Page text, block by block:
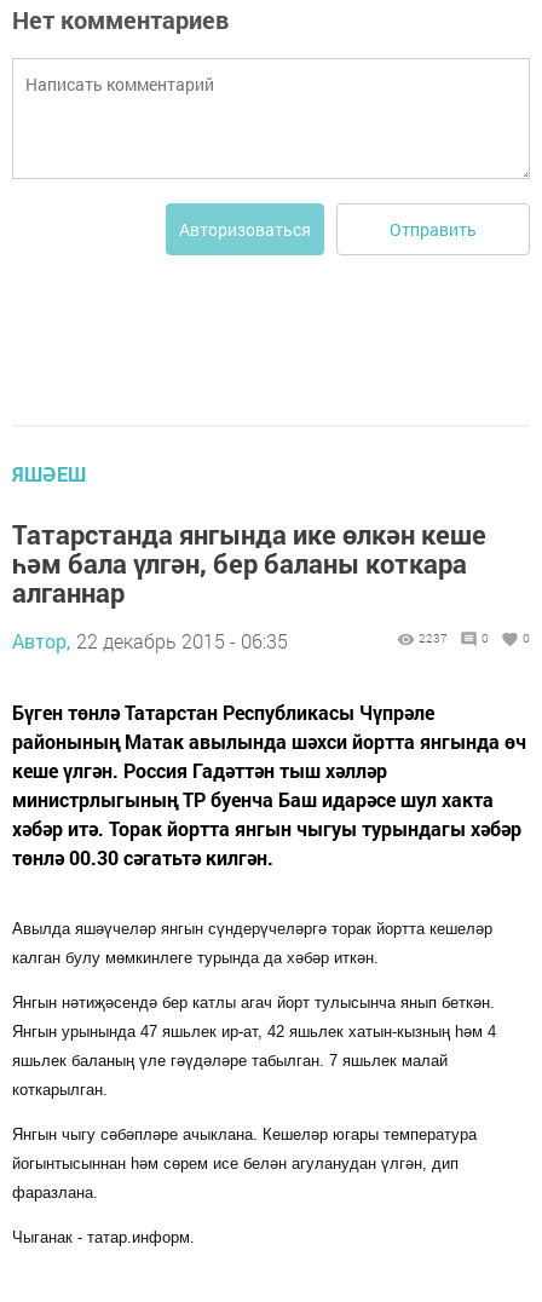
Нет комментариев
Авторизоваться Отправить
ЯШӘЕШ
Татарстанда янгында ике өлкән кеше
һәм бала үлгән, бер баланы коткара
алганнар
Автор, 22 декабрь 2015 - 06:35 2237 0 0
Бүген төнлә Татарстан Республикасы Чүпрәле
районының Матак авылында шәхси йортта янгында өч
кеше үлгән. Россия Гадәттән тыш хәлләр
министрлыгының ТР буенча Баш идарәсе шул хакта
хәбәр итә. Торак йортта янгын чыгуы турындагы хәбәр
төнлә 00.30 сәгатьтә килгән.
Авылда яшәүчеләр янгын сүндерүчеләргә торак йортта кешеләр
калган булу мөмкинлеге турында да хәбәр иткән.
Янгын нәтиҗәсендә бер катлы агач йорт тулысынча янып беткән.
Янгын урынында 47 яшьлек ир-ат, 42 яшьлек хатын-кызның һәм 4
яшьлек баланың үле гәүдәләре табылган. 7 яшьлек малай
коткарылган.
Янгын чыгу сәбәпләре ачыклана. Кешеләр югары температура
йогынтысыннан һәм сөрем исе белән агуланудан үлгән, дип
фаразлана.
Чыганак - татар.информ.